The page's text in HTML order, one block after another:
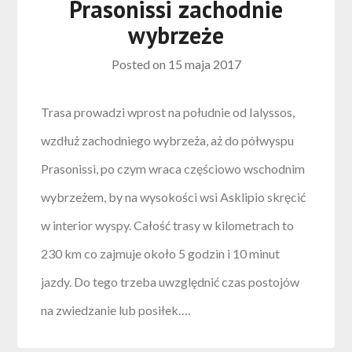
Prasonissi zachodnie
wybrzeże
Posted on 15 maja 2017
Trasa prowadzi wprost na południe od Ialyssos,
wzdłuż zachodniego wybrzeża, aż do półwyspu
Prasonissi, po czym wraca częściowo wschodnim
wybrzeżem, by na wysokości wsi Asklipio skręcić
w interior wyspy. Całość trasy w kilometrach to
230 km co zajmuje około 5 godzin i 10 minut
jazdy. Do tego trzeba uwzględnić czas postojów
na zwiedzanie lub posiłek….